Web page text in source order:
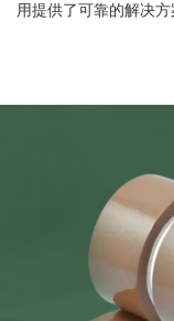
用提供了可靠的解决方